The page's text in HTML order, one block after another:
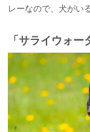
レーなので、犬がい
「サライウォー